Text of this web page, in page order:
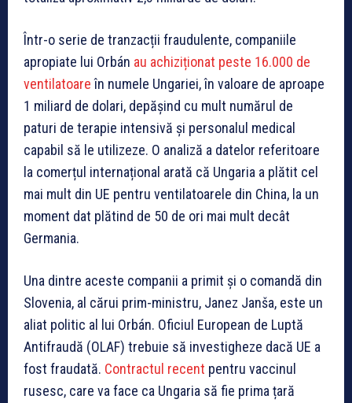
Într-o serie de tranzacții fraudulente, companiile
apropiate lui Orbán au achiziționat peste 16.000 de
ventilatoareîn numele Ungariei, în valoare de aproape
1 miliard de dolari, depășind cu mult numărul de
paturi de terapie intensivă și personalul medical
capabil să le utilizeze. O analiză a datelor referitoare
la comerțul internațional arată că Ungaria a plătit cel
mai mult din UE pentru ventilatoarele din China, la un
moment dat plătind de 50 de ori mai mult decât
Germania.
Una dintre aceste companii a primit și o comandă din
Slovenia, al cărui prim-ministru, Janez Janša, este un
aliat politic al lui Orbán. Oficiul European de Luptă
Antifraudă (OLAF) trebuie să investigheze dacă UE a
fost fraudată. Contractul recent pentru vaccinul
rusesc, care va face ca Ungaria să fie prima țară